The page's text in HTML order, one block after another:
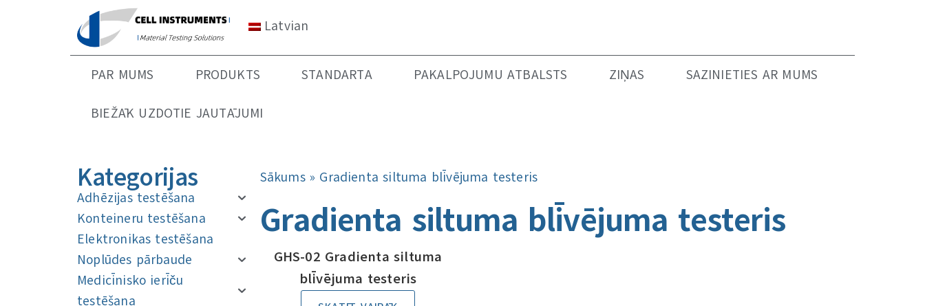
Latvian
PAR MUMS PRODUKTS STANDARTA PAKALPOJUMU ATBALSTS ZIŅAS SAZINIETIES AR MUMS
BIEŽĀK UZDOTIE JAUTĀJUMI
Kategorijas
Adhēzijas testēšana
Konteineru testēšana
Elektronikas testēšana
Noplūdes pārbaude
Medicīnisko ierīču
testēšana
Sākums» Gradienta siltuma blīvējuma testeris
Gradienta siltuma blīvējuma testeris
GHS-02 Gradienta siltuma
blīvējuma testeris